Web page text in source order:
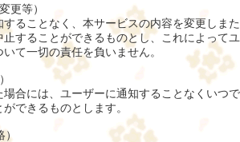
更等）
ることなく、本サービスの内容を変更しまた
することができるものとし、これによってユ
て一切の責任を負いません。
合には、ユーザーに通知することなくいつで
できるものとします。